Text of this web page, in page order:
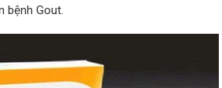
bệnh Gout.